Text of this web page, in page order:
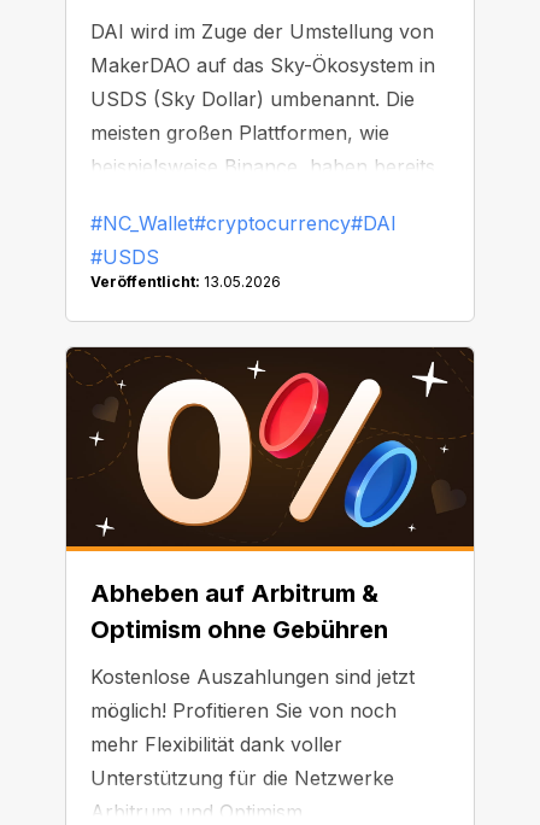
DAI wird im Zuge der Umstellung von
MakerDAO auf das Sky-Ökosystem in
USDS (Sky Dollar) umbenannt. Die
meisten großen Plattformen, wie
beispielsweise Binance, haben bereits
vom Handel auszusetzen.
#NC_Wallet#cryptocurrency#DAI
#USDS
Veröffentlicht: 13.05.2026
Abheben auf Arbitrum &
Optimism ohne Gebühren
Kostenlose Auszahlungen sind jetzt
möglich! Profitieren Sie von noch
mehr Flexibilität dank voller
Unterstützung für die Netzwerke
Arbitrum und Optimism.